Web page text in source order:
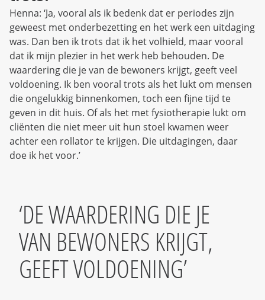
Henna: ‘Ja, vooral als ik bedenk dat er periodes zijn
geweest met onderbezetting en het werk een uitdaging
was. Dan ben ik trots dat ik het volhield, maar vooral
dat ik mijn plezier in het werk heb behouden. De
waardering die je van de bewoners krijgt, geeft veel
voldoening. Ik ben vooral trots als het lukt om mensen
die ongelukkig binnenkomen, toch een fijne tijd te
geven in dit huis. Of als het met fysiotherapie lukt om
cliënten die niet meer uit hun stoel kwamen weer
achter een rollator te krijgen. Die uitdagingen, daar
doe ik het voor.’
DE WAARDERING DIE JE
VAN BEWONERS KRIJGT,
GEEFT VOLDOENING